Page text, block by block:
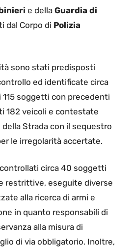
e della Guardia di
dal Corpo di Polizia
sono stati predisposti
ed identificate circa
soggetti con precedenti
182 veicoli e contestate
della Strada con il sequestro
le irregolarità accertate.
circa 40 soggetti
restrittive, eseguite diverse
alla ricerca di armi e
in quanto responsabili di
alla misura di
di via obbligatorio. Inoltre,